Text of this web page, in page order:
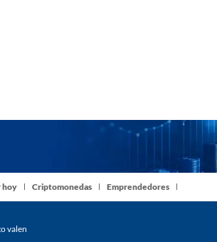
hoy Criptomonedas Emprendedores
valen